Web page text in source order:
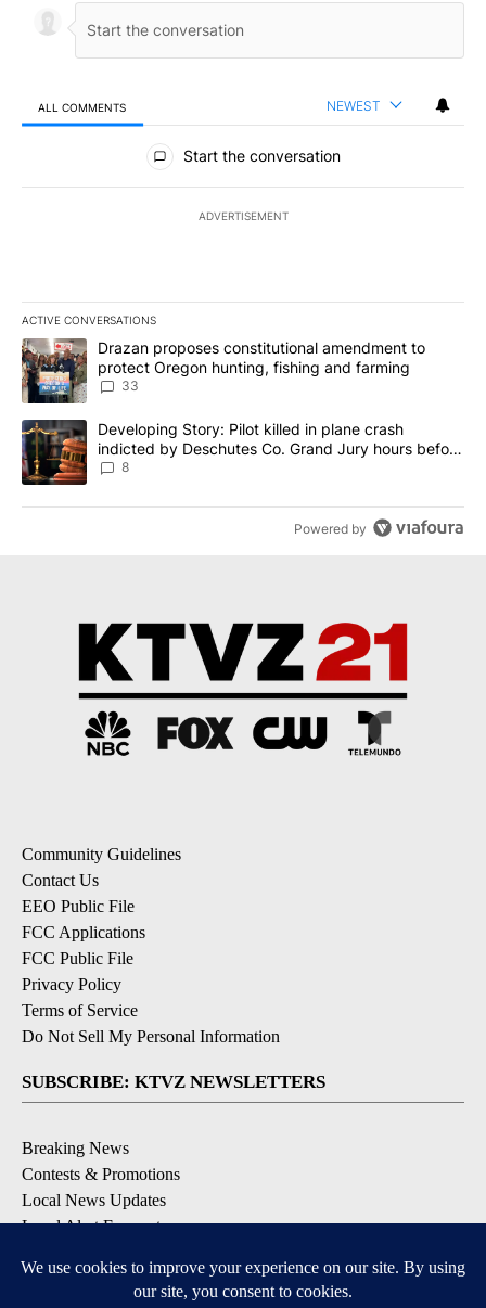
ALL COMMENTS NEWEST
All Comments
Start the conversation
ADVERTISEMENT
ACTIVE CONVERSATIONS
The following is a list of the most commented articles in the last
A trending article titled "Drazan proposes constitutional
Drazan proposes constitutional amendment to
protect Oregon hunting, fishing and farming
33
A trending article titled "Developing Story: Pilot killed in plane
Developing Story: Pilot killed in plane crash
indicted by Deschutes Co. Grand Jury hours before
incident
8
Powered by
Community Guidelines
Contact Us
EEO Public File
FCC Applications
FCC Public File
Privacy Policy
Terms of Service
Do Not Sell My Personal Information
SUBSCRIBE: KTVZ NEWSLETTERS
Breaking News
Contests & Promotions
Local News Updates
Local Alert Forecast
DOWNLOAD: KTVZ APPS